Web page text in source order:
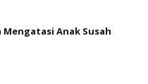
Mengatasi Anak Susah